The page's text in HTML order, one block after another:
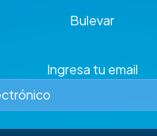
Bulevar
Ingresa tu email